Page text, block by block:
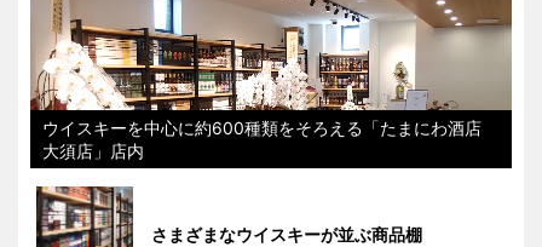
ウイスキーを中心に約600種類をそろえる「たまにわ酒店
大須店」店内
さまざまなウイスキーが並ぶ商品棚